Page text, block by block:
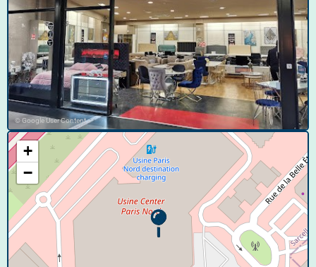
© Google User Content
+
−